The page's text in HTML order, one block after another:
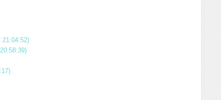
21:04:52)